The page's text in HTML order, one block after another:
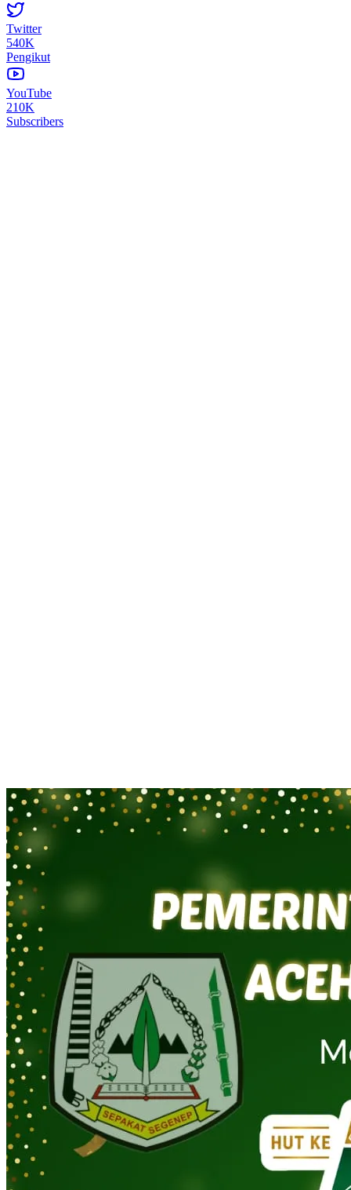
Twitter
540K
Pengikut
YouTube
210K
Subscribers